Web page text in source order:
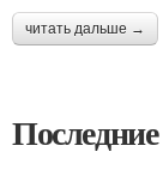
читать дальше →